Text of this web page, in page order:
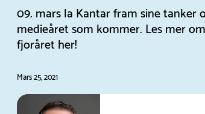
09. mars la Kantar fram sine
medieåret som kommer. Les mer
fjoråret her!
Mars 25, 2021